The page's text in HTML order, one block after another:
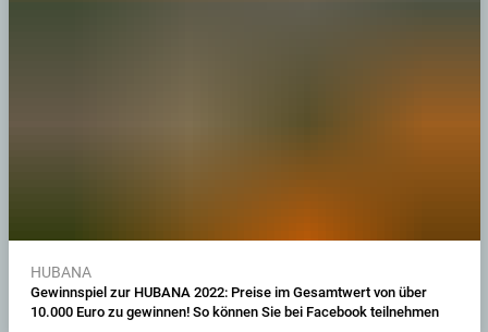
HUBANA
Gewinnspiel zur HUBANA 2022: Preise im Gesamtwert von über
10.000 Euro zu gewinnen! So können Sie bei Facebook teilnehmen